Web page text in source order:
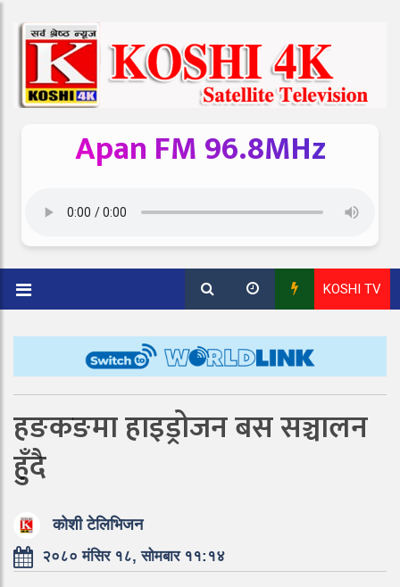
Apan FM 96.8MHz
KOSHI TV
हङकङमा हाइड्रोजन बस सञ्चालन
हुँदै
कोशी टेलिभिजन
२०८० मंसिर १८, सोमबार ११:१४